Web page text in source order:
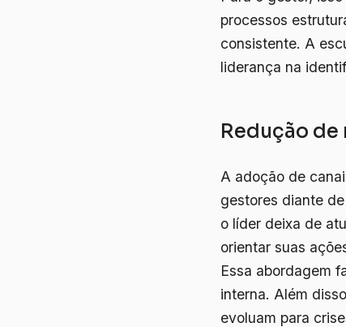
processos
consistente. A
liderança na
Redução
A adoção de
gestores diante
o líder deixa de
orientar suas
Essa abordagem
interna. Além
evoluam para